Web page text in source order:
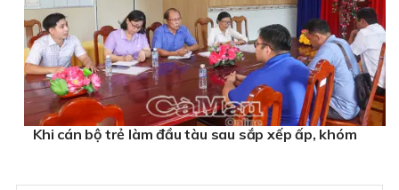
Khi cán bộ trẻ làm đầu tàu sau sắp xếp ấp, khóm